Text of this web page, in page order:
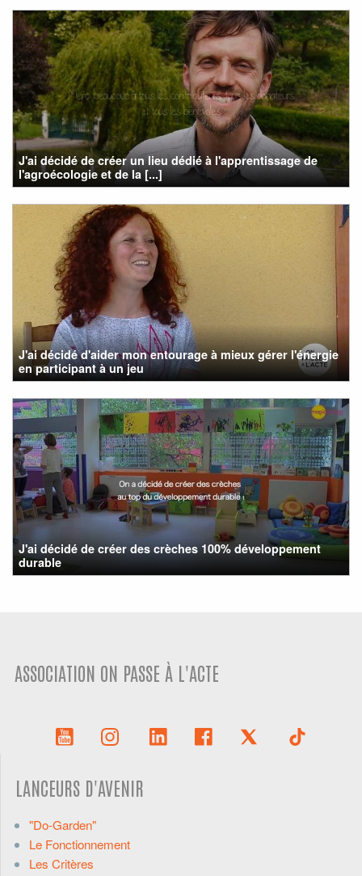
J'ai décidé de créer un lieu dédié à l'apprentissage de
l'agroécologie et de la [...]
J'ai décidé d'aider mon entourage à mieux gérer l'énergie
en participant à un jeu
J'ai décidé de créer des crèches 100% développement
durable
ASSOCIATION ON PASSE À L'ACTE
LANCEURS D'AVENIR
"Do-Garden"
Le Fonctionnement
Les Critères